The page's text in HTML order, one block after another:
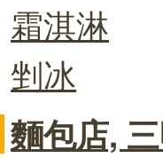
霜淇淋
剉冰
麵包店,